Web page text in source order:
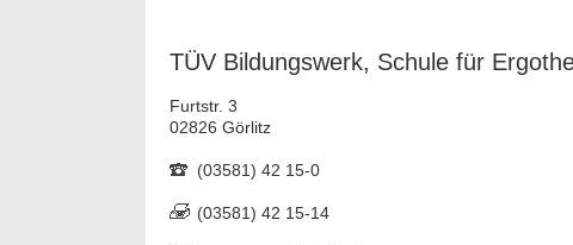
TÜV Bildungswerk, Schule für
Furtstr. 3
02826 Görlitz
(03581) 42 15-0
(03581) 42 15-14